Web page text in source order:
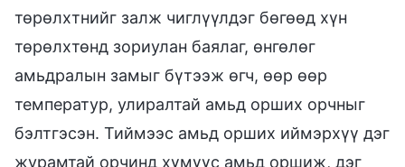
төрөлхтнийг залж чиглүүлдэг бөгөөд хүн
төрөлхтөнд зориулан баялаг, өнгөлөг
амьдралын замыг бүтээж өгч, өөр өөр
температур, улиралтай амьд орших орчныг
бэлтгэсэн. Тиймээс амьд орших иймэрхүү дэг
журамтай орчинд хүмүүс амьд оршиж, дэг